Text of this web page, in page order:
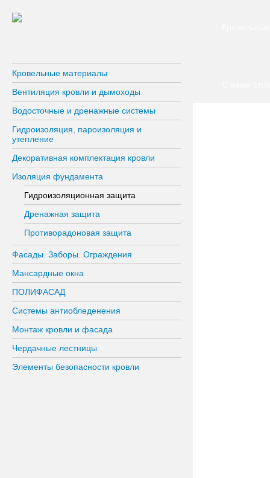
Кровельные материалы
Вентиляция кровли и дымоходы
Водосточные и дренажные системы
Гидроизоляция, пароизоляция и
утепление
Декоративная комплектация кровли
Изоляция фундамента
Гидроизоляционная защита
Дренажная защита
Противорадоновая защита
Фасады. Заборы. Ограждения
Мансардные окна
ПОЛИФАСАД
Системы антиобледенения
Монтаж кровли и фасада
Чердачные лестницы
Элементы безопасности кровли